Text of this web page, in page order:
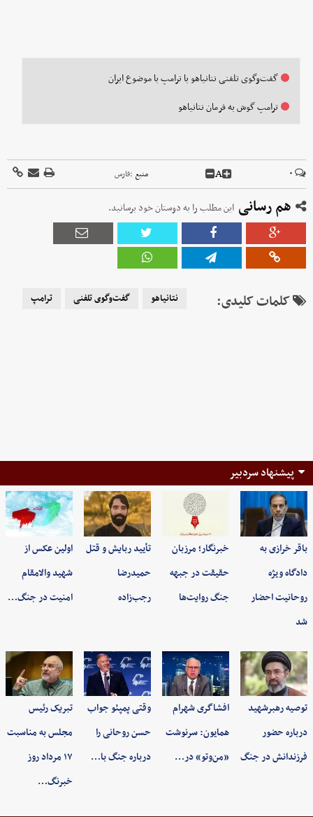
گفت‌وگوی تلفنی نتانیاهو با ترامپ با موضوع ایران
ترامپ گوش به فرمان نتانیاهو
۰ A منبع :فارس
هم رسانی این مطلب را به دوستان خود برسانید.
کلمات کلیدی: نتانیاهو گفت‌وگوی تلفنی ترامپ
پیشنهاد سردبیر
باقر خرازی به
دادگاه ویژه
روحانیت احضار
شد
خبرنگار؛ مرزبان
حقیقت در جبهه
جنگ روایت‌ها
تأیید ربایش و قتل
حمیدرضا
رجب‌زاده
اولین عکس از
شهید والامقام
امنیت در جنگ…
توصیه رهبرشهید
درباره حضور
فرزندانش در جنگ
افشاگری شهرام
همایون: سرنوشت
«من‌وتو» در…
وقتی پمپئو جواب
حسن روحانی را
درباره جنگ با…
تبریک رئیس
مجلس به مناسبت
۱۷ مرداد روز
خبرنگ…